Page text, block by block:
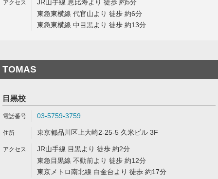
JR山手線 恵比寿より 徒歩 約5分
東急東横線 代官山より 徒歩 約6分
東急東横線 中目黒より 徒歩 約13分
TOMAS
目黒校
03-5759-3759
東京都品川区上大崎2-25-5 久米ビル 3F
JR山手線 目黒より 徒歩 約2分
東急目黒線 不動前より 徒歩 約12分
東京メトロ南北線 白金台より 徒歩 約17分